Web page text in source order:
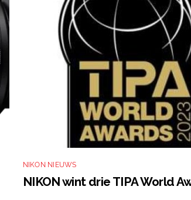
NIKON NIEUWS
NIKON wint drie TIPA World